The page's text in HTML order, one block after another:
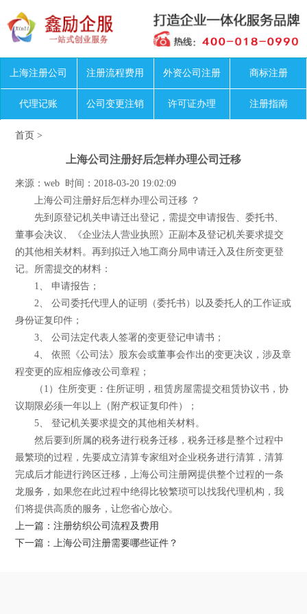
上海注册公司 注册流程费用 外资公司注册 商标注册
代理记账 公司变更注销 许可证办理 注册指南
首页 >
上海公司注册好后怎样办理公司迁移
来源：web 时间：2018-03-20 19:02:09
上海公司注册好后怎样办理公司迁移 ？
先到原登记机关申请迁出登记，需提交申请报告、委托书、
董事会决议、《企业法人营业执照》正副本及登记机关要求提交
的其他相关材料。再到拟迁入地工商分局申请迁入及住所变更登
记。所需提交的材料：
1、 申请报告；
2、 公司委托代理人的证明（委托书）以及委托人的工作证或
身份证复印件；
3、 公司法定代表人签署的变更登记申请书；
4、 依照《公司法》股东会或董事会作出的变更决议，涉及章
程变更的应相应修改公司章程；
（1）住所变更：住所证明，租赁房屋需提交租赁协议书，协
议期限必须一年以上（附产权证复印件）；
5、 登记机关要求提交的其他相关材料。
然后要到所属的税务进行税务迁移，税务迁移是整个过程中
最繁琐的过程，先要成立清算专家组对企业税务进行清算，清算
完成后才能进行跨区迁移，上海公司注册网提供整个过程的一条
龙服务，如果您在此过程中绝得比较繁琐可以找我代理机构，我
们将提供高质的服务，让您省心放心。
上一篇：注册纺织公司流程及费用
下一篇：上海公司注册需要哪些证件？